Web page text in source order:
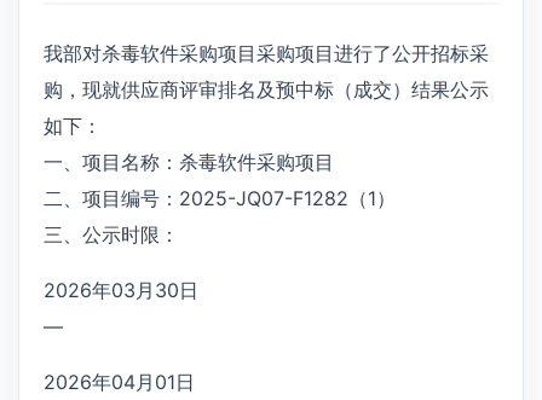
我部对杀毒软件采购项目采购项目进行了公开招标采
购，现就供应商评审排名及预中标（成交）结果公示
如下：
一、项目名称：杀毒软件采购项目
二、项目编号：2025-JQ07-F1282（1）
三、公示时限：
2026年03月30日
—
2026年04月01日